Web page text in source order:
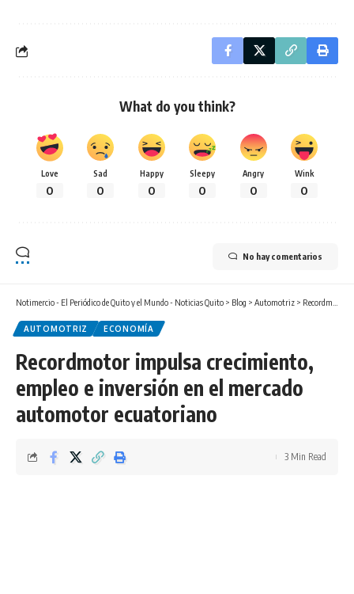
What do you think?
Love
0
Sad
0
Happy
0
Sleepy
0
Angry
0
Wink
0
No hay comentarios
Notimercio - El Periódico de Quito y el Mundo - Noticias Quito > Blog > Automotriz > Recordmotor impulsa crecimiento, empleo e inversión en el mercado automotor ecuatoriano
AUTOMOTRIZ ECONOMÍA
Recordmotor impulsa crecimiento,
empleo e inversión en el mercado
automotor ecuatoriano
3 Min Read